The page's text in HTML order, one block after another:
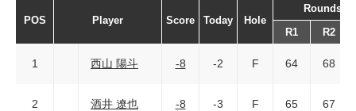
POS Player Score Today Hole
Rounds
R1
R2
1 西山 陽斗 -8 -2 F 64 68
2 酒井 遼也 -8 -3 F 65 67